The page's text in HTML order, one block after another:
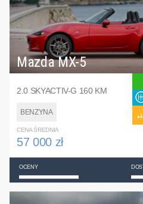
Mazda MX-5
2.0 SKYACTIV-G 160 KM
BENZYNA
CENA ŚREDNIA
57 000 zł
OCENY